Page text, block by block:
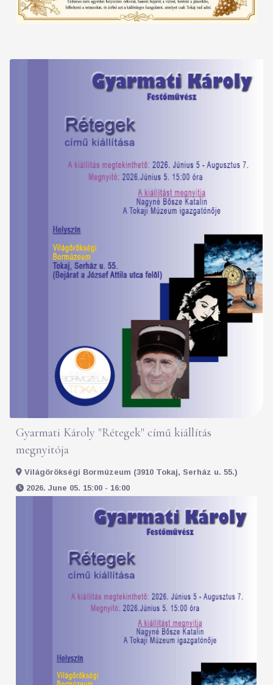
Gyarmati Károly "Rétegek" című kiállítás
megnyitója
Világörökségi Bormúzeum (3910 Tokaj, Serház u. 55.)
2026. June 05. 15:00 - 16:00